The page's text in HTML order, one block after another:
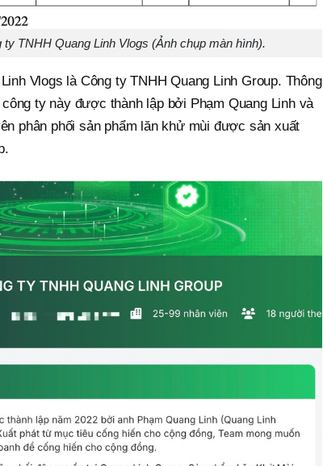
TNHH Quang Linh Vlogs (Ảnh chụp màn hình).
Vlogs là Công ty TNHH Quang Linh Group. Thông
ty này được thành lập bởi Phạm Quang Linh và
phân phối sản phẩm lăn khử mùi được sản xuất